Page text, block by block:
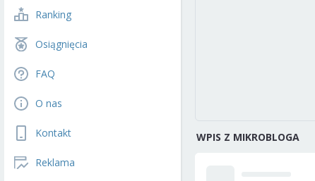
Ranking
Osiągnięcia
FAQ
O nas
Kontakt
Reklama
WPIS Z MIKROBLOGA